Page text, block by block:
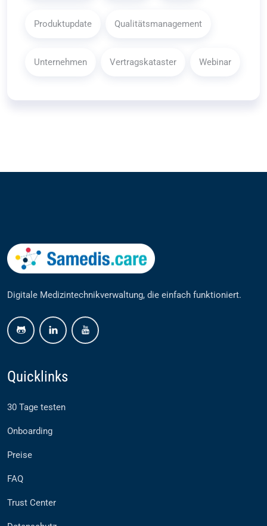
Produktupdate Qualitätsmanagement
Unternehmen Vertragskataster Webinar
Digitale Medizintechnikverwaltung, die einfach funktioniert.
Quicklinks
30 Tage testen
Onboarding
Preise
FAQ
Trust Center